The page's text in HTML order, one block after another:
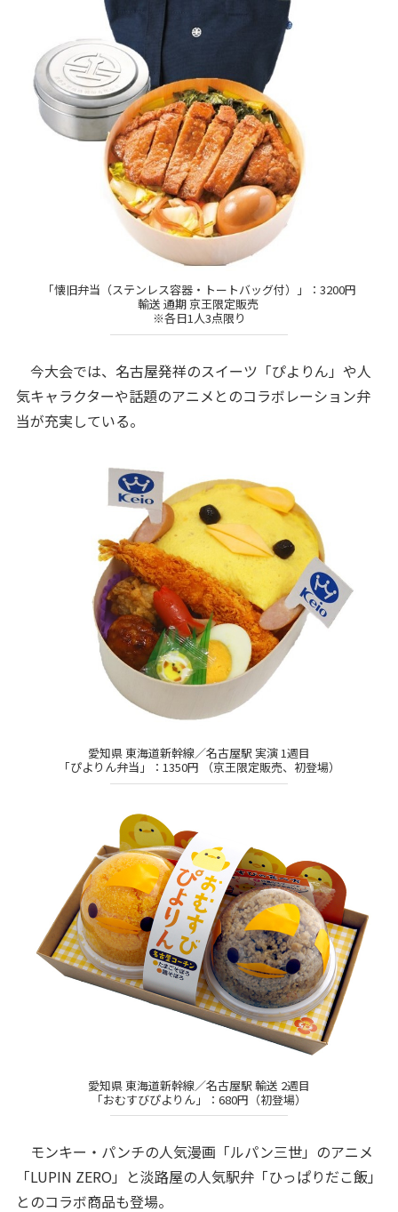
「懐旧弁当（ステンレス容器・トートバッグ付）」：3200円
輸送 通期 京王限定販売
※各日1人3点限り
今大会では、名古屋発祥のスイーツ「ぴよりん」や人
気キャラクターや話題のアニメとのコラボレーション弁
当が充実している。
愛知県 東海道新幹線／名古屋駅 実演 1週目
「ぴよりん弁当」：1350円 （京王限定販売、初登場）
愛知県 東海道新幹線／名古屋駅 輸送 2週目
「おむすびぴよりん」：680円（初登場）
モンキー・パンチの人気漫画「ルパン三世」のアニメ
「LUPIN ZERO」と淡路屋の人気駅弁「ひっぱりだこ飯」
とのコラボ商品も登場。